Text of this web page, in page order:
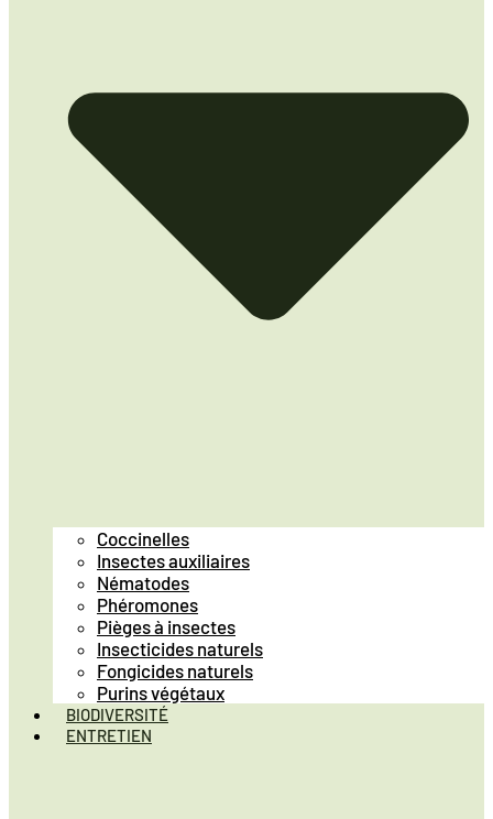
Coccinelles
Insectes auxiliaires
Nématodes
Phéromones
Pièges à insectes
Insecticides naturels
Fongicides naturels
Purins végétaux
BIODIVERSITÉ
ENTRETIEN